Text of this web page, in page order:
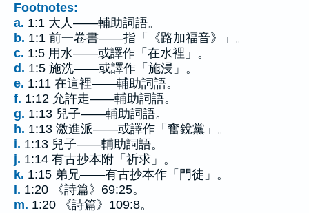
Footnotes:
a. 1:1 大人——輔助詞語。
b. 1:1 前一卷書——指「《路加福音》」。
c. 1:5 用水——或譯作「在水裡」。
d. 1:5 施洗——或譯作「施浸」。
e. 1:11 在這裡——輔助詞語。
f. 1:12 允許走——輔助詞語。
g. 1:13 兒子——輔助詞語。
h. 1:13 激進派——或譯作「奮銳黨」。
i. 1:13 兒子——輔助詞語。
j. 1:14 有古抄本附「祈求」。
k. 1:15 弟兄——有古抄本作「門徒」。
l. 1:20 《詩篇》69:25。
m. 1:20 《詩篇》109:8。